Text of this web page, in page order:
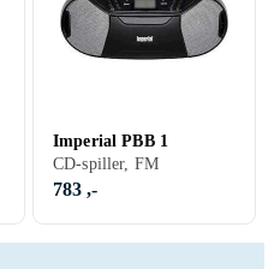
Imperial PBB 1
CD-spiller, FM
783 ,-